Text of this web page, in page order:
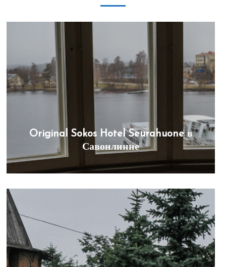
Original Sokos Hotel Seurahuone в
Савонлинне